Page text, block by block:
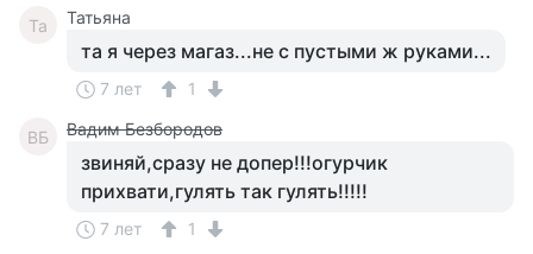
Та Татьяна
та я через магаз...не с пустыми ж руками...
7 лет 1
ВБ Вадим Безбородов
звиняй,сразу не допер!!!огурчик
прихвати,гулять так гулять!!!!!
7 лет 1